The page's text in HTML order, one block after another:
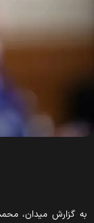
گزارش میدان، محمد